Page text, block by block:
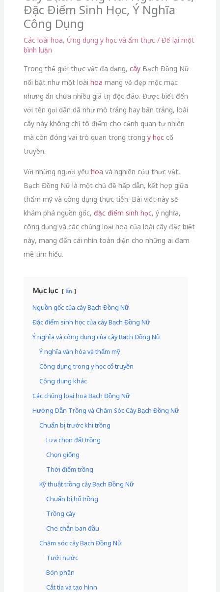
Đặc Điểm Sinh Học, Ý Nghĩa
Công Dụng
Các loài hoa, Ứng dụng y học và ẩm thực/ Để lại một
bình luận
Trong thế giới thực vật đa dạng, câyBạch Đồng Nữ
nổi bật như một loài hoa mang vẻ đẹp mộc mạc
nhưng ẩn chứa nhiều giá trị độc đáo. Được biết đến
với tên gọi dân dã như mò trắng hay bấn trắng, loài
cây này không chỉ tô điểm cho cảnh quan tự nhiên
mà còn đóng vai trò quan trọng trong y họccổ
truyền.
Với những người yêu hoa và nghiên cứu thực vật,
Bạch Đồng Nữ là một chủ đề hấp dẫn, kết hợp giữa
thẩm mỹ và công dụng thực tiễn. Bài viết này sẽ
khám phá nguồn gốc, đặc điểm sinh học, ý nghĩa,
công dụng và các chủng loại hoa của loài cây đặc biệt
này, mang đến cái nhìn toàn diện cho những ai đam
mê tìm hiểu.
Mục lục ẩn
Nguồn gốc của cây Bạch Đồng Nữ
Đặc điểm sinh học của cây Bạch Đồng Nữ
Ý nghĩa và công dụng của cây Bạch Đồng Nữ
Ý nghĩa văn hóa và thẩm mỹ
Công dụng trong y học cổ truyền
Công dụng khác
Các chủng loại hoa Bạch Đồng Nữ
Hướng Dẫn Trồng và Chăm Sóc Cây Bạch Đồng Nữ
Chuẩn bị trước khi trồng
Lựa chọn đất trồng
Chọn giống
Thời điểm trồng
Kỹ thuật trồng cây Bạch Đồng Nữ
Chuẩn bị hố trồng
Trồng cây
Che chắn ban đầu
Chăm sóc cây Bạch Đồng Nữ
Tưới nước
Bón phân
Cắt tỉa và tạo hình